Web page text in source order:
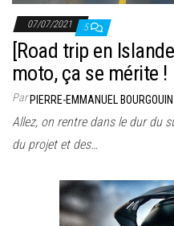
07/07/2021 5
[Road trip en
moto, ça se mérite !
ParPIERRE-EMMANUEL BOURGOUIN
Allez, on rentre dans le dur du
du projet et des…